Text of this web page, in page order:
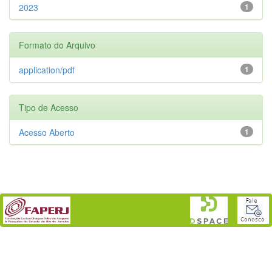
1
2023
Formato do Arquivo
1
application/pdf
Tipo de Acesso
1
Acesso Aberto